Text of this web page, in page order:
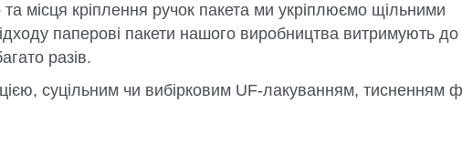
місця кріплення ручок пакета ми укріплюємо щільними
паперові пакети нашого виробництва витримують до
разів.
суцільним чи вибірковим UF-лакуванням, тисненням